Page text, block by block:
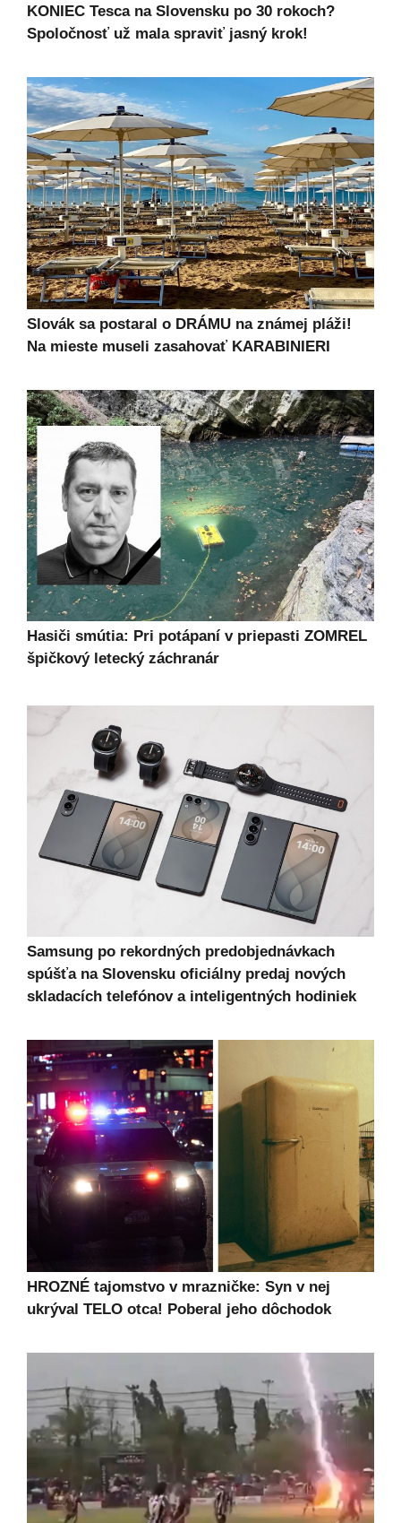
KONIEC Tesca na Slovensku po 30 rokoch?
Spoločnosť už mala spraviť jasný krok!
Slovák sa postaral o DRÁMU na známej pláži!
Na mieste museli zasahovať KARABINIERI
Hasiči smútia: Pri potápaní v priepasti ZOMREL
špičkový letecký záchranár
Samsung po rekordných predobjednávkach
spúšťa na Slovensku oficiálny predaj nových
skladacích telefónov a inteligentných hodiniek
HROZNÉ tajomstvo v mrazničke: Syn v nej
ukrýval TELO otca! Poberal jeho dôchodok